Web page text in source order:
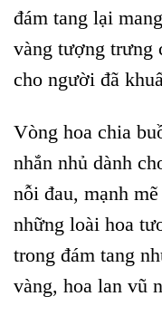
đám tang lại
vàng tượng trưng
cho người đã
Vòng hoa chia
nhắn nhủ dành
nỗi đau, mạnh
những loài hoa
trong đám tang
vàng, hoa lan vũ